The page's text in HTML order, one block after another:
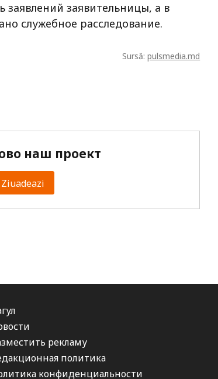
заявлений заявительницы, а в
служебное расследование.
Sursă:pulsmedia.md
наш проект
рекламу
политика
конфиденциальности